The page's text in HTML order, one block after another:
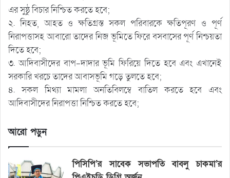
এর সুষ্ঠু বিচার নিশ্চিত করতে হবে;
২. নিহত, আহত ও ক্ষতিগ্রস্ত সকল পরিবারকে ক্ষতিপূরণ ও পূর্ণ
নিরাপত্তাসহ আবারো তাদের নিজ ভূমিতে ফিরে বসবাসের পূর্ণ নিশ্চয়তা
দিতে হবে;
৩. আদিবাসীদের বাপ-দাদার ভূমি ফিরিয়ে দিতে হবে এবং এখানেই
সরকারি খরচে তাদের আবাসভূমি গড়ে তুলতে হবে;
৪. সকল মিথ্যা মামলা অনতিবিলম্বে বাতিল করতে হবে এবং
আদিবাসীদের নিরাপত্তা নিশ্চিত করতে হবে;
আরো পড়ুন
পিসিপি’র সাবেক সভাপতি বাবলু চাকমা’র